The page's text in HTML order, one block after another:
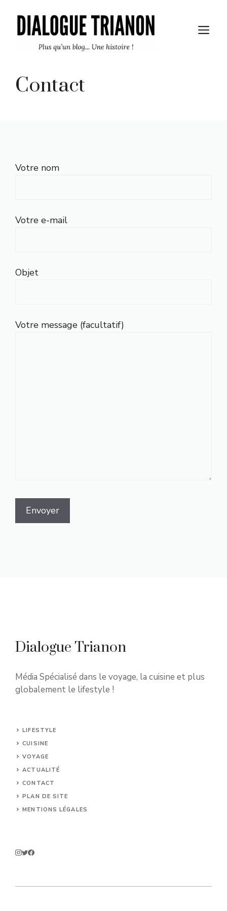
contenu
Contact
Votre nom
Votre e-mail
Objet
Votre message (facultatif)
Dialogue Trianon
Média Spécialisé dans le voyage, la cuisine et plus
globalement le lifestyle !
LIFESTYLE
CUISINE
VOYAGE
ACTUALITÉ
CONTACT
PLAN DE SITE
MENTIONS LÉGALES